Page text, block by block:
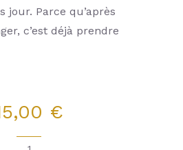
jour. Parce qu’après
c’est déjà prendre
€